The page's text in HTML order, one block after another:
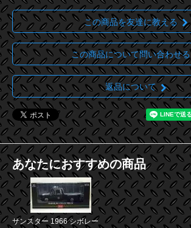
この商品を友達に教える
この商品について問い合わせる
返品について
あなたにおすすめの商品
サンスター 1966 シボレー